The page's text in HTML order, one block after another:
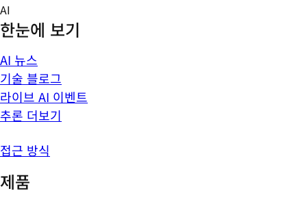
Skip
to
content
AI
한눈에 보기
AI 뉴스
기술 블로그
라이브 AI 이벤트
추론 더보기
접근 방식
제품